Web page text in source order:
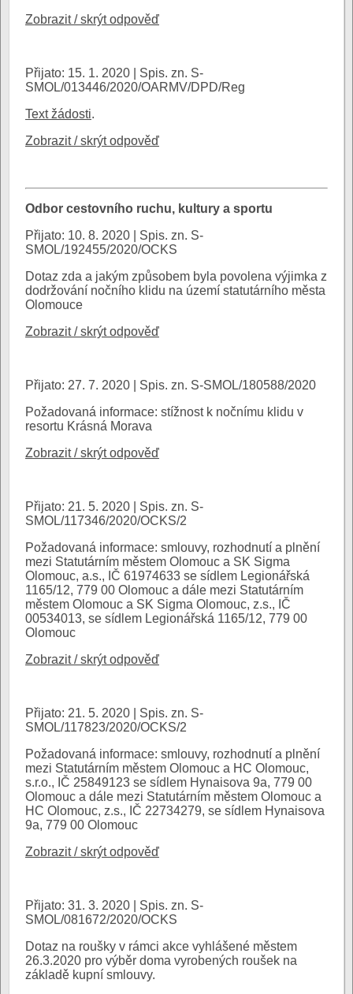
Zobrazit / skrýt odpověď
Přijato: 15. 1. 2020 | Spis. zn. S-
SMOL/013446/2020/OARMV/DPD/Reg
Text žádosti.
Zobrazit / skrýt odpověď
Odbor cestovního ruchu, kultury a sportu
Přijato: 10. 8. 2020 | Spis. zn. S-
SMOL/192455/2020/OCKS
Dotaz zda a jakým způsobem byla povolena výjimka z
dodržování nočního klidu na území statutárního města
Olomouce
Zobrazit / skrýt odpověď
Přijato: 27. 7. 2020 | Spis. zn. S-SMOL/180588/2020
Požadovaná informace: stížnost k nočnímu klidu v
resortu Krásná Morava
Zobrazit / skrýt odpověď
Přijato: 21. 5. 2020 | Spis. zn. S-
SMOL/117346/2020/OCKS/2
Požadovaná informace: smlouvy, rozhodnutí a plnění
mezi Statutárním městem Olomouc a SK Sigma
Olomouc, a.s., IČ 61974633 se sídlem Legionářská
1165/12, 779 00 Olomouc a dále mezi Statutárním
městem Olomouc a SK Sigma Olomouc, z.s., IČ
00534013, se sídlem Legionářská 1165/12, 779 00
Olomouc
Zobrazit / skrýt odpověď
Přijato: 21. 5. 2020 | Spis. zn. S-
SMOL/117823/2020/OCKS/2
Požadovaná informace: smlouvy, rozhodnutí a plnění
mezi Statutárním městem Olomouc a HC Olomouc,
s.r.o., IČ 25849123 se sídlem Hynaisova 9a, 779 00
Olomouc a dále mezi Statutárním městem Olomouc a
HC Olomouc, z.s., IČ 22734279, se sídlem Hynaisova
9a, 779 00 Olomouc
Zobrazit / skrýt odpověď
Přijato: 31. 3. 2020 | Spis. zn. S-
SMOL/081672/2020/OCKS
Dotaz na roušky v rámci akce vyhlášené městem
26.3.2020 pro výběr doma vyrobených roušek na
základě kupní smlouvy.